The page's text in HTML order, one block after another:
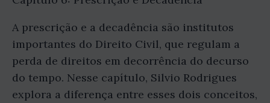
A prescrição e a decadência são institutos
importantes do Direito Civil, que regulam a
perda de direitos em decorrência do decurso
do tempo. Nesse capítulo, Silvio Rodrigues
explora a diferença entre esses dois conceitos,